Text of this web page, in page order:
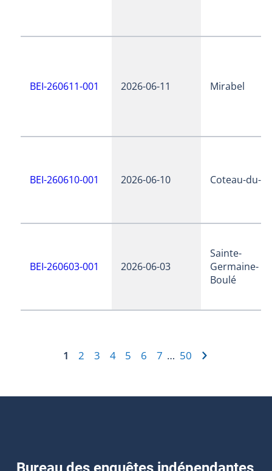
BEI-260611-001 2026-06-11 Mirabel
BEI-260610-001 2026-06-10 Coteau-du-
BEI-260603-001 2026-06-03
Sainte-
Germaine-
Boulé
1 2 3 4 5 6 7 … 50